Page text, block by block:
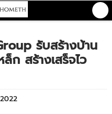
รับสร้างบ้าน
ก สร้างเสร็จไว